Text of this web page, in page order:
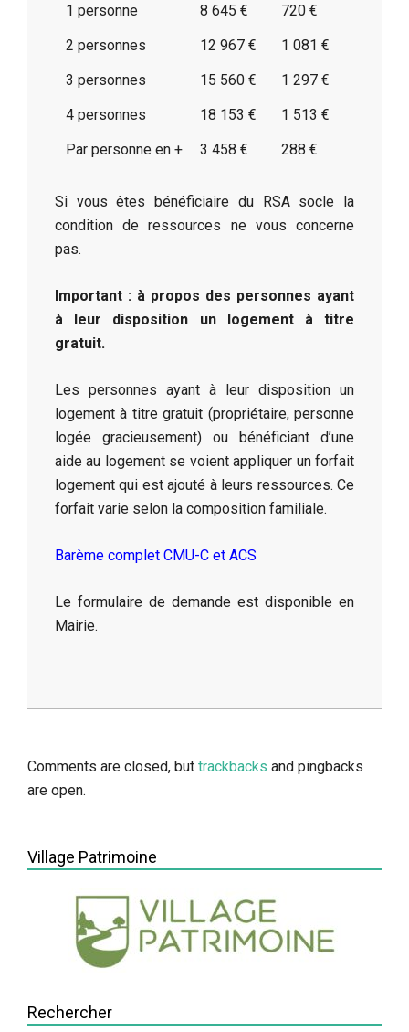
1 personne
8 645 €
720 €
2 personnes
12 967 €
1 081 €
3 personnes
15 560 €
1 297 €
4 personnes
18 153 €
1 513 €
Par personne en +
3 458 € 288 €
Si vous êtes bénéficiaire du RSA socle la
condition de ressources ne vous concerne
pas.
Important : à propos des personnes ayant
à leur disposition un logement à titre
gratuit.
Les personnes ayant à leur disposition un
logement à titre gratuit (propriétaire, personne
logée gracieusement) ou bénéficiant d’une
aide au logement se voient appliquer un forfait
logement qui est ajouté à leurs ressources. Ce
forfait varie selon la composition familiale.
Barème complet CMU-C et ACS
Le formulaire de demande est disponible en
Mairie.
2014-
Comments are closed, but trackbacks and pingbacks
are open.
Village Patrimoine
Rechercher